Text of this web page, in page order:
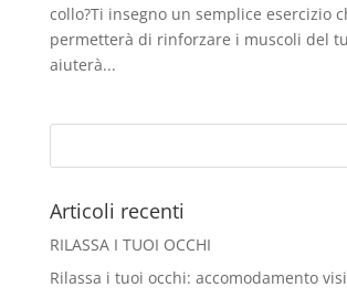
collo?Ti insegno un semplice esercizio
permetterà di rinforzare i muscoli del
aiuterà...
Articoli recenti
RILASSA I TUOI OCCHI
Rilassa i tuoi occhi: accomodamento